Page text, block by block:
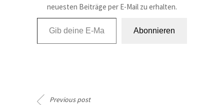
neuesten Beiträge per E-Mail zu erhalten.
Gib deine E-Mail-Adresse ein ...
Abonnieren
Previous post